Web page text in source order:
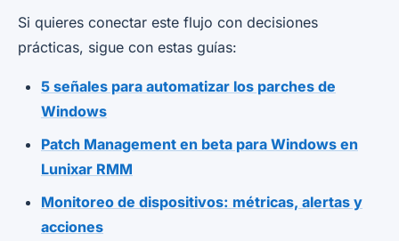
Si quieres conectar este flujo con decisiones
prácticas, sigue con estas guías:
5 señales para automatizar los parches de
Windows
Patch Management en beta para Windows en
Lunixar RMM
Monitoreo de dispositivos: métricas, alertas y
acciones